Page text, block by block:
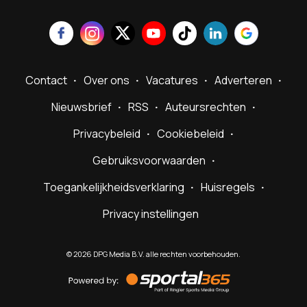
Contact Over ons Vacatures
Adverteren
Nieuwsbrief
RSS
Auteursrechten
Privacybeleid
Cookiebeleid
Gebruiksvoorwaarden
Toegankelijkheidsverklaring
Huisregels
Privacy instellingen
©2026 DPG Media B.V. alle rechten voorbehouden.
by
Sportal365